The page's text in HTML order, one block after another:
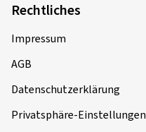
Rechtliches
Impressum
AGB
Datenschutzerklärung
Privatsphäre-Einstellungen